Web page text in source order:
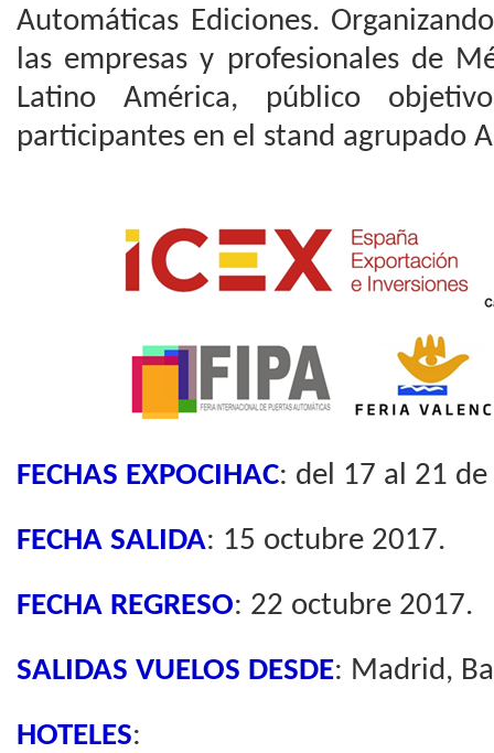
Automáticas Ediciones.
las empresas y profesionales de
Latino América, público
participantes en el stand agrupado
FECHAS EXPOCIHAC: del 17 al 21
FECHA SALIDA: 15 octubre 2017.
FECHA REGRESO: 22 octubre 2017.
SALIDAS VUELOS DESDE: Madrid,
HOTELES: